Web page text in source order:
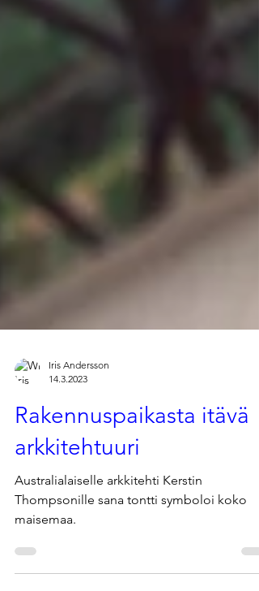
14.3.2023
Rakennuspaikasta itävä
arkkitehtuuri
Australialaiselle arkkitehti Kerstin
maisemaa.